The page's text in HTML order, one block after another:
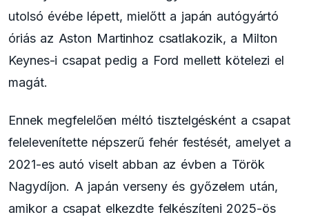
utolsó évébe lépett, mielőtt a japán autógyártó
óriás az Aston Martinhoz csatlakozik, a Milton
Keynes-i csapat pedig a Ford mellett kötelezi el
magát.
Ennek megfelelően méltó tisztelgésként a csapat
felelevenítette népszerű fehér festését, amelyet a
2021-es autó viselt abban az évben a Török
Nagydíjon. A japán verseny és győzelem után,
amikor a csapat elkezdte felkészíteni 2025-ös